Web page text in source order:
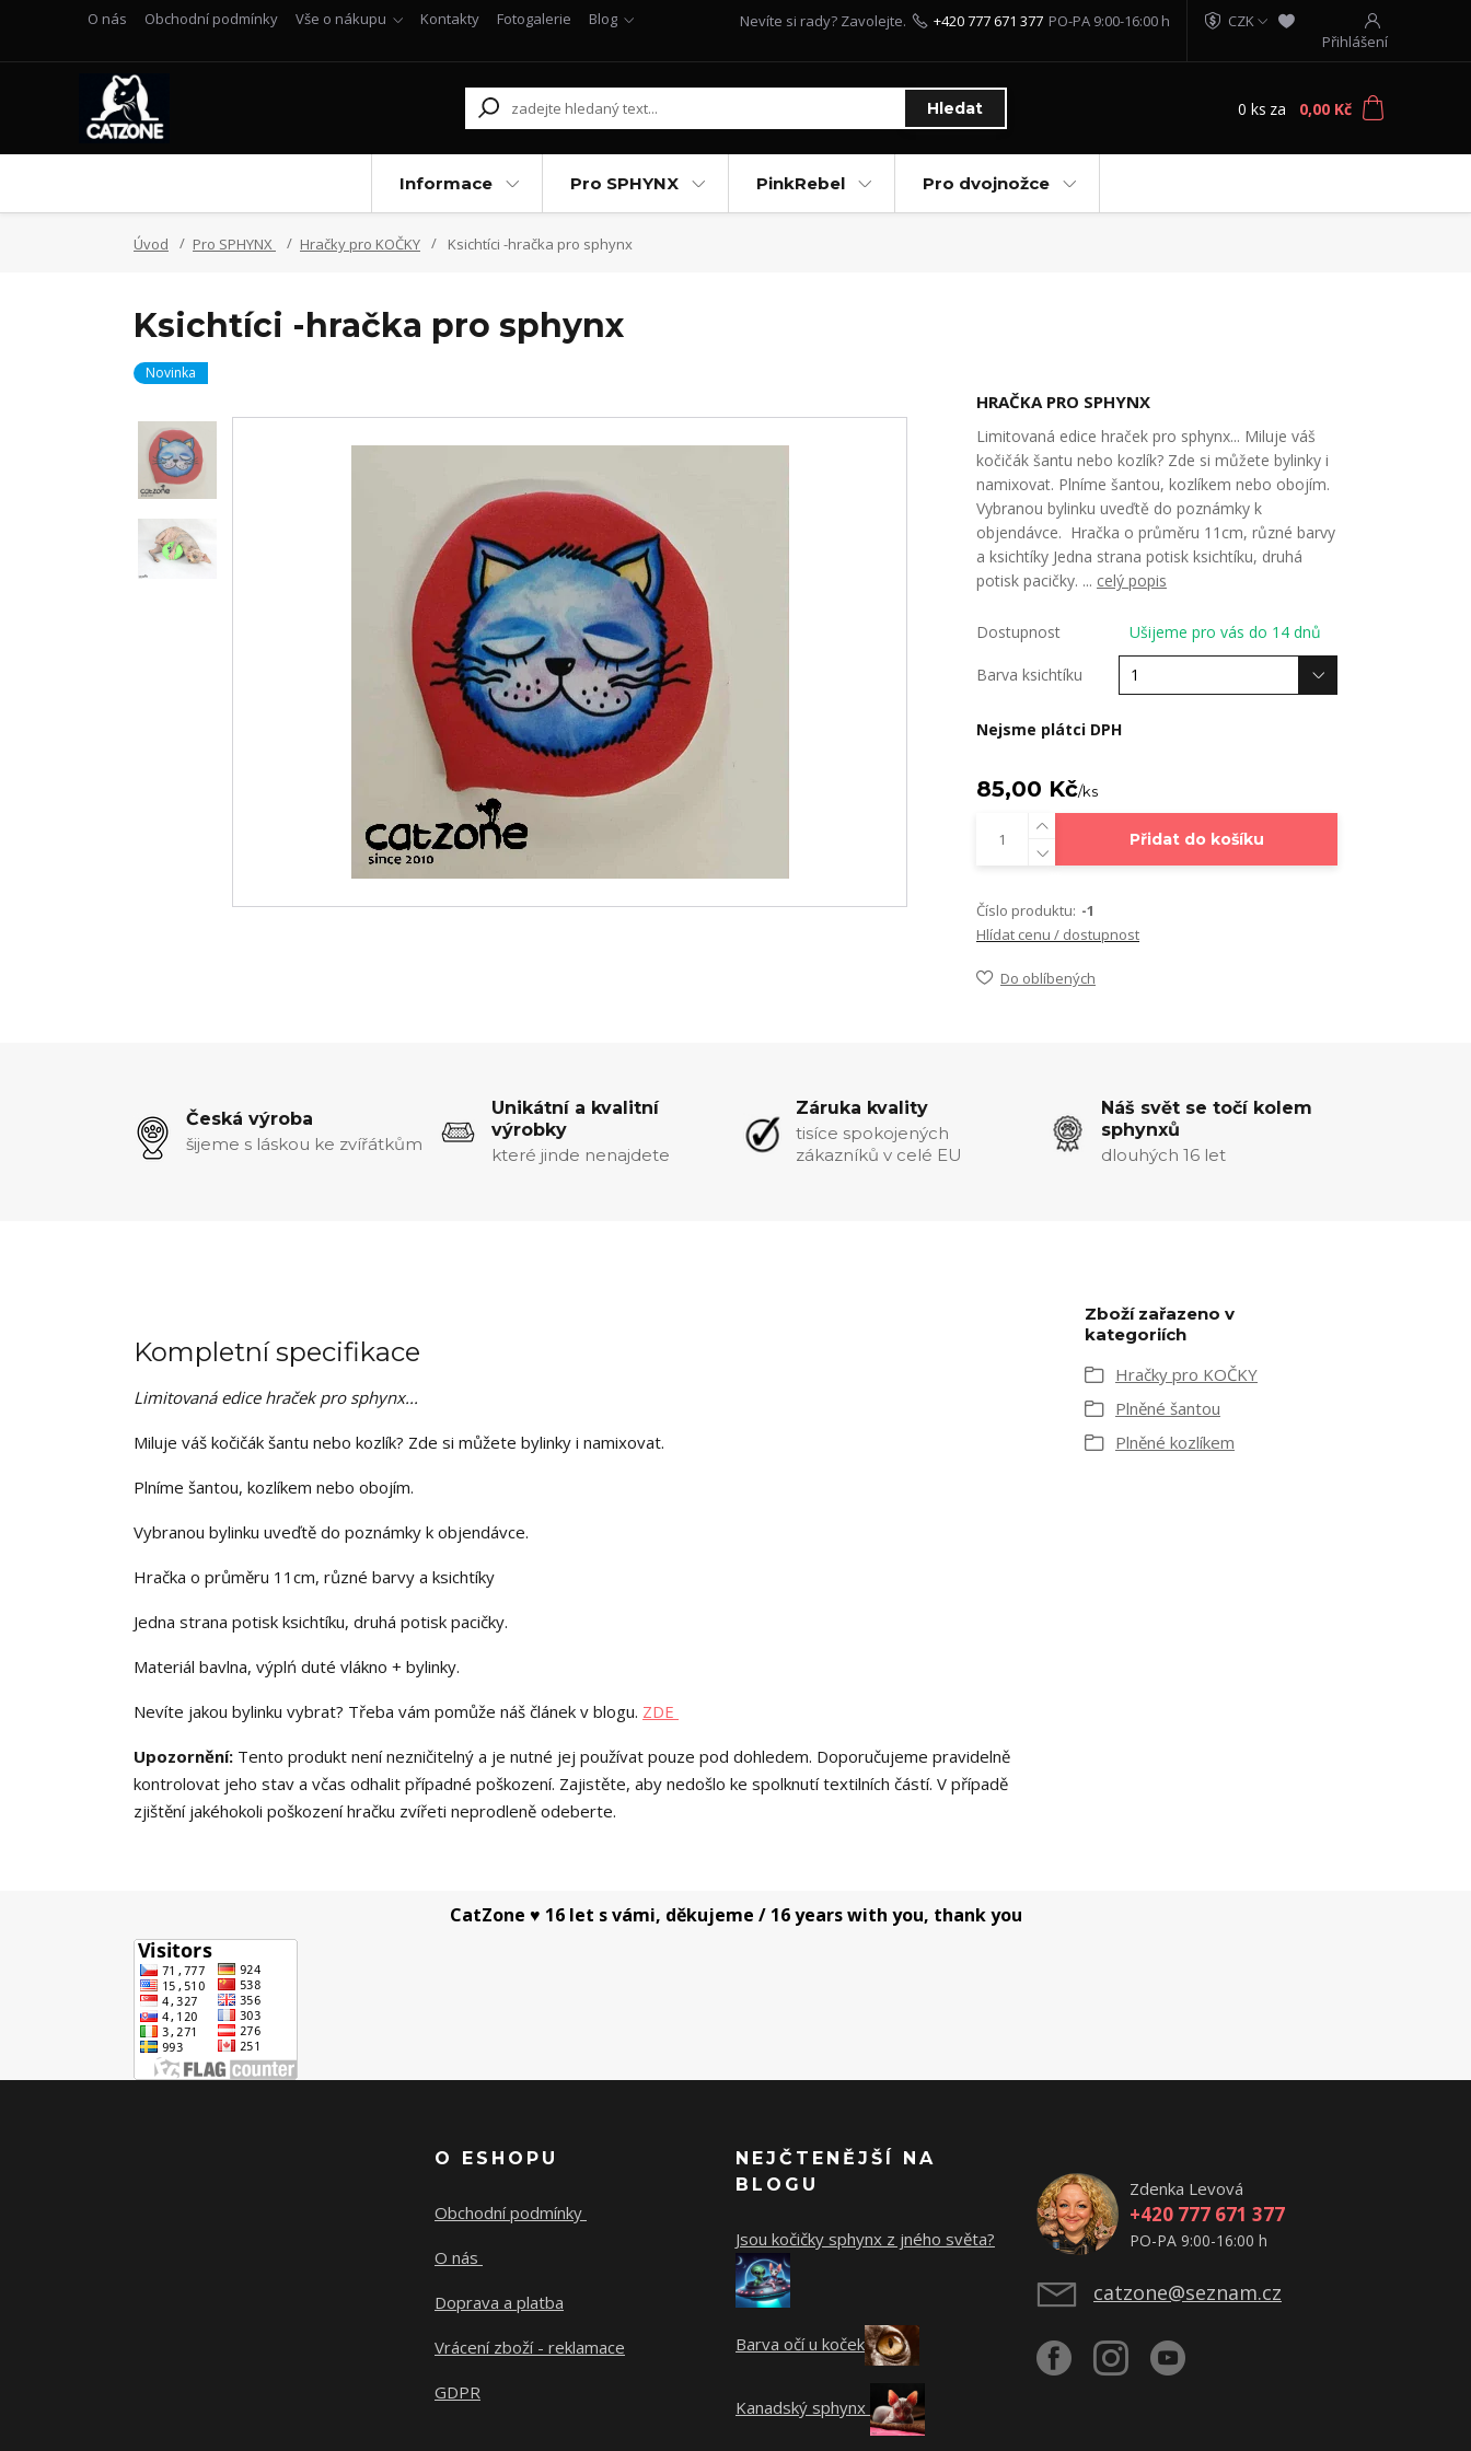
O nás Obchodní podmínky Vše o nákupu Kontakty Fotogalerie Blog
CZK
Přihlášení
Hledat
Nevíte si rady? Zavolejte. +420 777 671 377 PO-PA 9:00-16:00 h
0 ks za 0,00 Kč
Informace Pro SPHYNX PinkRebel Pro dvojnožce
Úvod Pro SPHYNX Hračky pro KOČKY Ksichtíci -hračka pro sphynx
Ksichtíci -hračka pro sphynx
Novinka
HRAČKA PRO SPHYNX
Limitovaná edice hraček pro sphynx... Miluje váš
kočičák šantu nebo kozlík? Zde si můžete bylinky i
namixovat. Plníme šantou, kozlíkem nebo obojím.
Vybranou bylinku uveďtě do poznámky k
objendávce. Hračka o průměru 11cm, různé barvy
a ksichtíky Jedna strana potisk ksichtíku, druhá
potisk pacičky. ... celý popis
Dostupnost Ušijeme pro vás do 14 dnů
Barva ksichtíku
Nejsme plátci DPH
85,00 Kč/ks
Přidat do košíku
Číslo produktu: -1
Hlídat cenu / dostupnost
Do oblíbených
Česká výroba
šijeme s láskou ke zvířátkům
Unikátní a kvalitní
výrobky
které jinde nenajdete
Záruka kvality
tisíce spokojených
zákazníků v celé EU
Náš svět se točí kolem
sphynxů
dlouhých 16 let
Kompletní specifikace
Limitovaná edice hraček pro sphynx...
Miluje váš kočičák šantu nebo kozlík? Zde si můžete bylinky i namixovat.
Plníme šantou, kozlíkem nebo obojím.
Vybranou bylinku uveďtě do poznámky k objendávce.
Hračka o průměru 11cm, různé barvy a ksichtíky
Jedna strana potisk ksichtíku, druhá potisk pacičky.
Materiál bavlna, výplń duté vlákno + bylinky.
Nevíte jakou bylinku vybrat? Třeba vám pomůže náš článek v blogu. ZDE
Upozornění: Tento produkt není nezničitelný a je nutné jej používat pouze pod dohledem. Doporučujeme pravidelně
kontrolovat jeho stav a včas odhalit případné poškození. Zajistěte, aby nedošlo ke spolknutí textilních částí. V případě
zjištění jakéhokoli poškození hračku zvířeti neprodleně odeberte.
Zboží zařazeno v
kategoriích
Hračky pro KOČKY
Plněné šantou
Plněné kozlíkem
CatZone ♥ 16 let s vámi, děkujeme / 16 years with you, thank you
O ESHOPU
Obchodní podmínky
O nás
Doprava a platba
Vrácení zboží - reklamace
GDPR
NEJČTENĚJŠÍ NA
BLOGU
Jsou kočičky sphynx z jného světa?
Barva očí u koček
Kanadský sphynx
Zdenka Levová
+420 777 671 377
PO-PA 9:00-16:00 h
catzone@seznam.cz